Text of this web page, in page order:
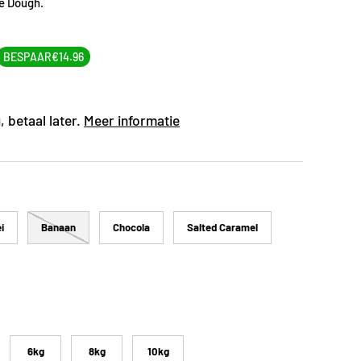
BESPAAR€14.96
betaal later. Meer informatie
Banaan Chocola Salted Caramel
6kg 8kg 10kg